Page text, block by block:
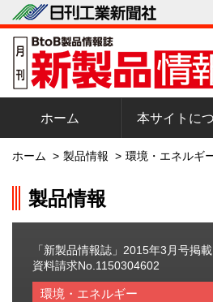
ホーム 本サイトに
ホーム > 製品情報 > 環境・エネルギ
製品情報
「新製品情報誌」2015年3月号掲載
資料請求No.1150304602
環境・エネルギー